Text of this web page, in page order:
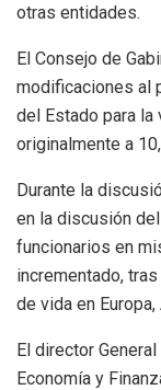
otras entidades.
El Consejo de
modificaciones al
del Estado para
originalmente a
Durante la
en la discusión
funcionarios en
incrementado,
de vida en
El director
Economía y